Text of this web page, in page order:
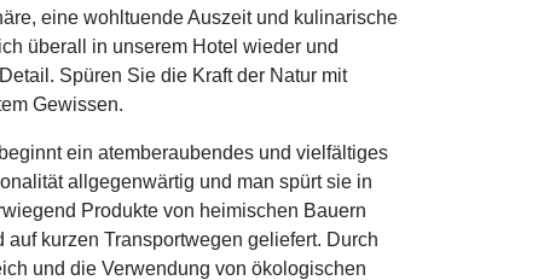
eine wohltuende Auszeit und kulinarische
überall in unserem Hotel wieder und
Spüren Sie die Kraft der Natur mit
Gewissen.
ein atemberaubendes und vielfältiges
allgegenwärtig und man spürt sie in
Produkte von heimischen Bauern
kurzen Transportwegen geliefert. Durch
und die Verwendung von ökologischen